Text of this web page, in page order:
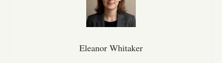
Eleanor Whitaker